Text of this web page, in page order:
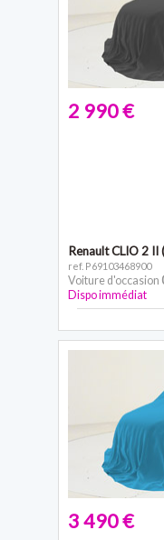
2 990 €
Renault CLIO 2 II
ref. P69103468900
Voiture d'occasion
Dispo immédiat
3 490 €